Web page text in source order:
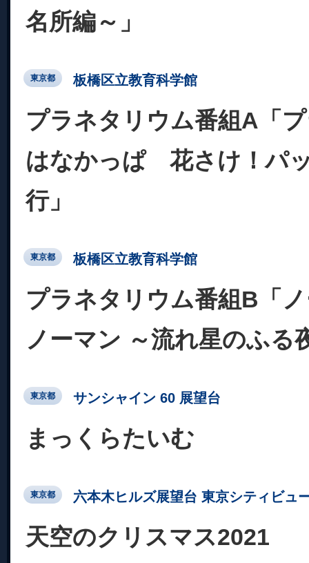
名所編～」
東京都 板橋区立教育科学館
プラネタリウム番組A「
はなかっぱ 花さけ！パ
行」
東京都 板橋区立教育科学館
プラネタリウム番組B「
ノーマン ～流れ星のふる
東京都 サンシャイン 60 展望台
まっくらたいむ
東京都 六本木ヒルズ展望台 東京シティビュ
天空のクリスマス2021